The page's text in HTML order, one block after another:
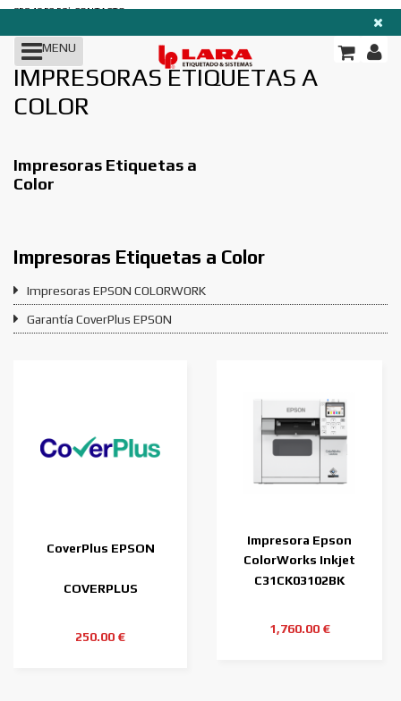
958 40 53 52|CONTACTO
MENU
TODAS LAS
Impresoras
Etiquetas
Consumibles
Codificación
RFID
IMPRESORAS ETIQUETAS A
COLOR
Impresoras Etiquetas a
Color
Impresoras Etiquetas a Color
Impresoras EPSON COLORWORK
Garantía CoverPlus EPSON
CoverPlus EPSON
COVERPLUS
250.00 €
Impresora Epson
ColorWorks Inkjet
C4000 (bk)
C31CK03102BK
1,760.00 €